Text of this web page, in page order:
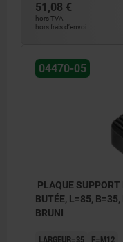
51,08 €
hors TVA
hors frais d’envoi
04470-05
PLAQUE
BUTÉE, L=85,
BRUNI
LARGEUR=35 F=M12